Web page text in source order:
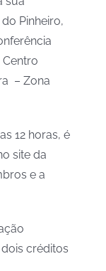
Pinheiro,
– Zona
12 horas, é
site da
e a
créditos